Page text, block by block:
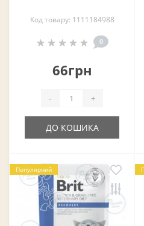
Код товару: 1111184988
0
66грн
- +
ДО КОШИКА
Популярний